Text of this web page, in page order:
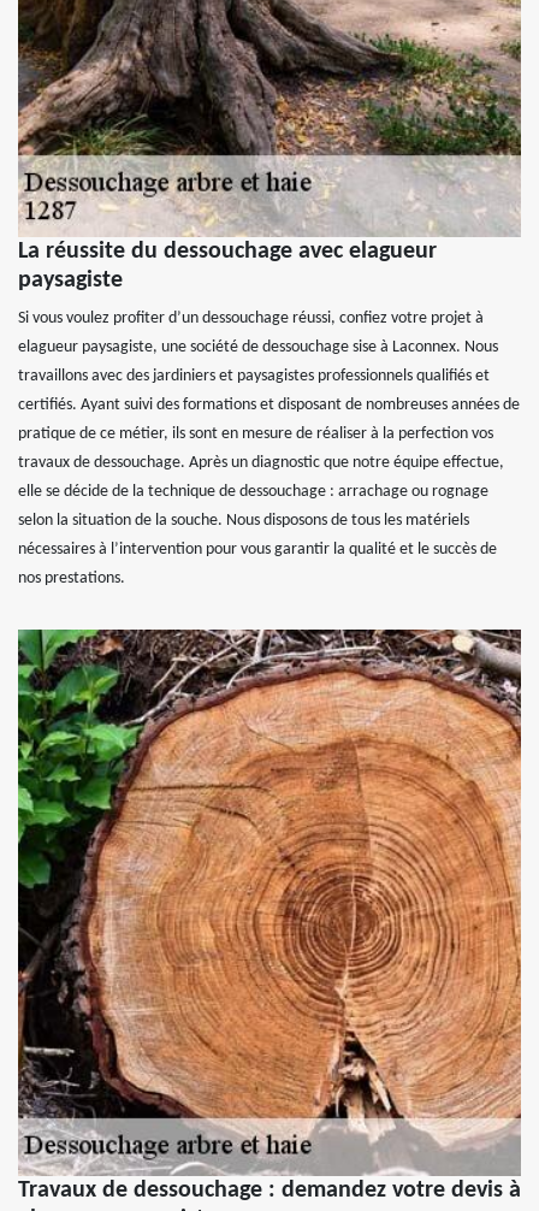
La réussite du dessouchage avec elagueur
paysagiste
Si vous voulez profiter d’un dessouchage réussi, confiez votre projet à
elagueur paysagiste, une société de dessouchage sise à Laconnex. Nous
travaillons avec des jardiniers et paysagistes professionnels qualifiés et
certifiés. Ayant suivi des formations et disposant de nombreuses années de
pratique de ce métier, ils sont en mesure de réaliser à la perfection vos
travaux de dessouchage. Après un diagnostic que notre équipe effectue,
elle se décide de la technique de dessouchage : arrachage ou rognage
selon la situation de la souche. Nous disposons de tous les matériels
nécessaires à l’intervention pour vous garantir la qualité et le succès de
nos prestations.
Travaux de dessouchage : demandez votre devis à